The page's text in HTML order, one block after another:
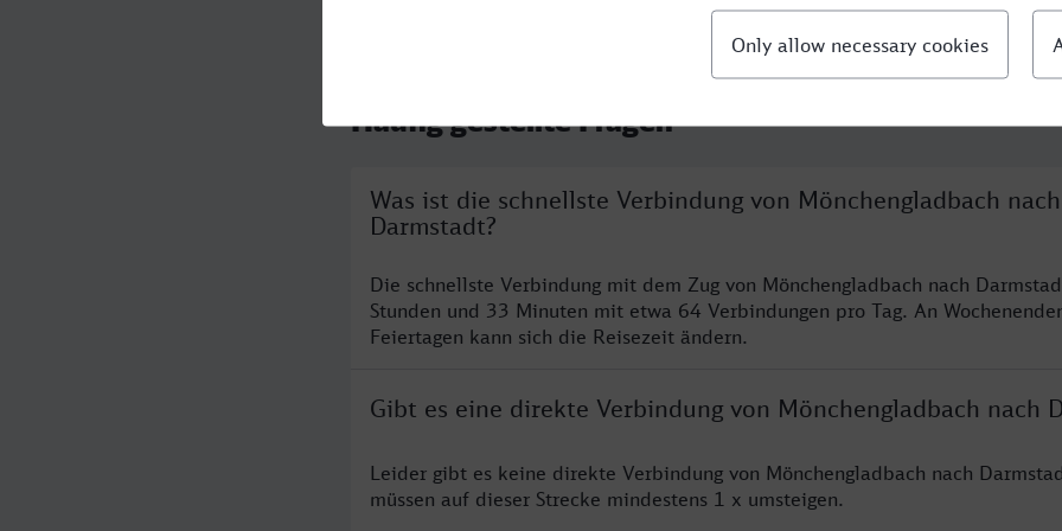
Häufig gestellte Fragen
Was ist die schnellste Verbindung von Mönchengladbach nach
Darmstadt?
Die schnellste Verbindung mit dem Zug von Mönchengladbach nach
Stunden und 33 Minuten mit etwa 64 Verbindungen pro Tag. An
Feiertagen kann sich die Reisezeit ändern.
Gibt es eine direkte Verbindung von Mönchengladbach nach
Leider gibt es keine direkte Verbindung von Mönchengladbach nach
müssen auf dieser Strecke mindestens 1 x umsteigen.